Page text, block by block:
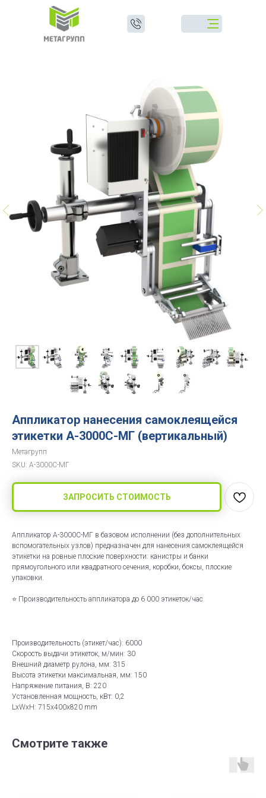
Аппликатор нанесения самоклеящейся
этикетки А-3000С-МГ (вертикальный)
Метагрупп
SKU: А-3000С-МГ
ЗАПРОСИТЬ СТОИМОСТЬ
Аппликатор А-3000С-МГ в базовом исполнении (без дополнительных
вспомогательных узлов) предназначен для нанесения самоклеящейся
этикетки на ровные плоские поверхности: канистры и банки
прямоугольного или квадратного сечения, коробки, боксы, плоские
упаковки.
⭐ Производительность аппликатора до 6 000 этикеток/час
Производительность (этикет/час): 6000
Скорость выдачи этикеток, м/мин: 30
Внешний диаметр рулона, мм: 315
Высота этикетки максимальная, мм: 150
Напряжение питания, В: 220
Установленная мощность, кВт: 0,2
LxWxH: 715x400x820 mm
Смотрите также